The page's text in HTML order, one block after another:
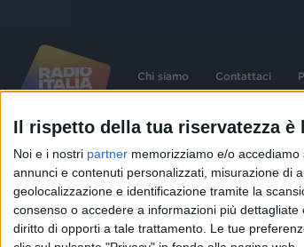
Il rispetto della tua riservatezza
Noi e i nostri partner memorizziamo e/o
annunci e contenuti personalizzati, misurazione di
geolocalizzazione e identificazione tramite la
consenso o accedere a informazioni più
diritto di opporti a tale trattamento. Le tue
Chi siamo Contattaci
contenute nel sito sono stati assolti gli obblighi derivanti
Capitale Sociale € 580.000,00 interamente versato. Iscr.
06832230152. Iscritta al R.E.A. di Milano al n° 1125258.
1987.